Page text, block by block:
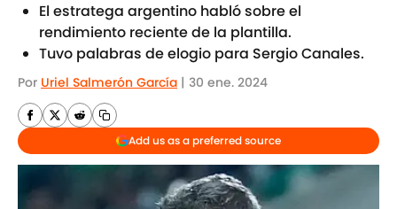
El estratega argentino habló sobre el
rendimiento reciente de la plantilla.
Tuvo palabras de elogio para Sergio Canales.
Por Uriel Salmerón García | 30 ene. 2024
Add us as a preferred source